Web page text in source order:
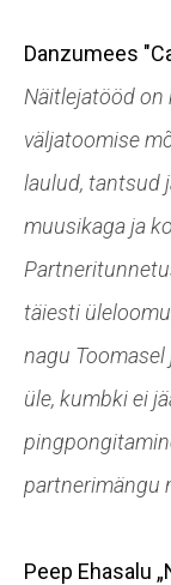
Danzumees
Näitlejatööd
väljatoomise
laulud, tantsud
muusikaga ja
täiesti
nagu
üle, kumbki ei
partnerimängu
Peep Ehasalu